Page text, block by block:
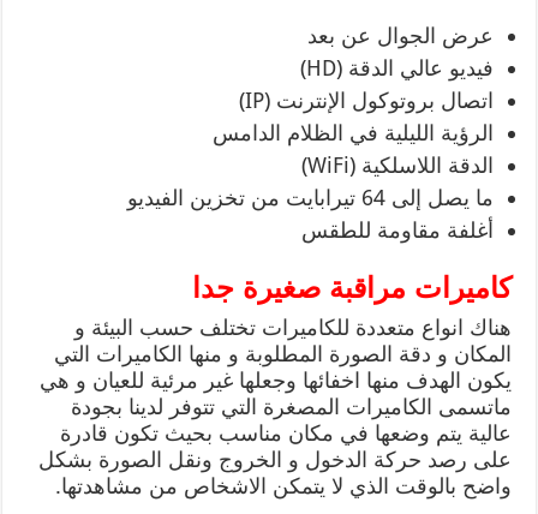
عرض الجوال عن بعد
فيديو عالي الدقة (HD)
اتصال بروتوكول الإنترنت (IP)
الرؤية الليلية في الظلام الدامس
الدقة اللاسلكية (WiFi)
ما يصل إلى 64 تيرابايت من تخزين الفيديو
أغلفة مقاومة للطقس
كاميرات مراقبة صغيرة جدا
هناك انواع متعددة للكاميرات تختلف حسب البيئة و
المكان و دقة الصورة المطلوبة و منها الكاميرات التي
يكون الهدف منها اخفائها وجعلها غير مرئية للعيان و هي
ماتسمى الكاميرات المصغرة التي تتوفر لدينا بجودة
عالية يتم وضعها في مكان مناسب بحيث تكون قادرة
على رصد حركة الدخول و الخروج ونقل الصورة بشكل
واضح بالوقت الذي لا يتمكن الاشخاص من مشاهدتها.